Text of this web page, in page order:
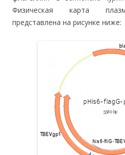
Физическая карта
представлена на рисунке ниже: